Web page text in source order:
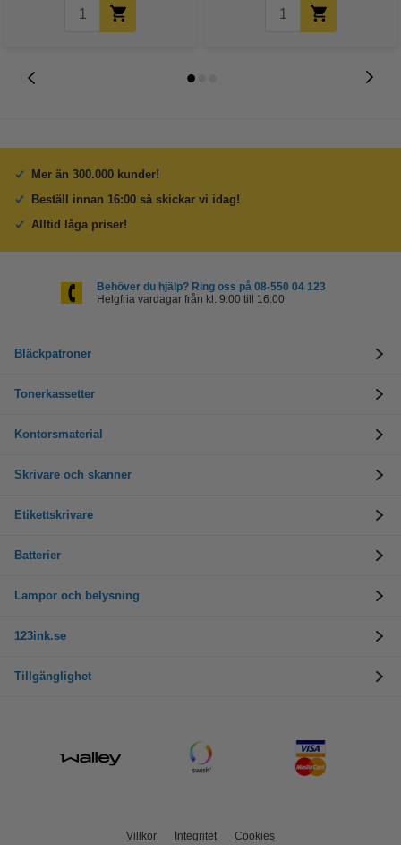
Mer än 300.000 kunder!
Beställ innan 16:00 så skickar vi idag!
Alltid låga priser!
Behöver du hjälp? Ring oss på 08-550 04 123
Helgfria vardagar från kl. 9:00 till 16:00
Bläckpatroner
Tonerkassetter
Kontorsmaterial
Skrivare och skanner
Etikettskrivare
Batterier
Lampor och belysning
123ink.se
Tillgänglighet
Villkor Integritet Cookies